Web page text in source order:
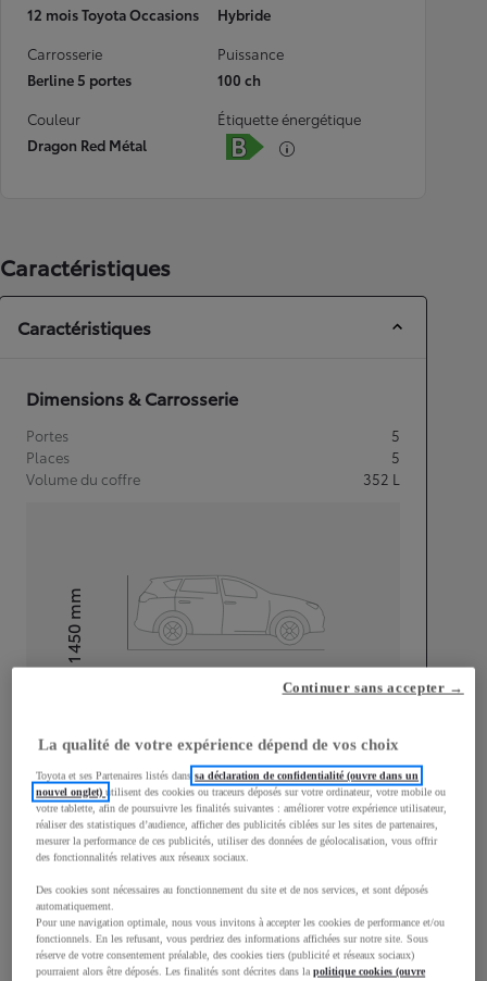
12 mois Toyota Occasions
Hybride
Carrosserie
Berline 5 portes
Puissance
100 ch
Couleur
Dragon Red Métal
Étiquette énergétique
Caractéristiques
Caractéristiques
Dimensions & Carrosserie
Portes
5
Places
5
Volume du coffre
352 L
Hauteur1 450
mm
Largeur
1 775mm
Consommation mixte
La qualité de votre expérience dépend de vos choix
Toyota et ses Partenaires listés danssa déclaration de confidentialité (ouvre dans un
nouvel onglet)utilisent des cookies ou traceurs déposés sur votre ordinateur, votre mobile ou
votre tablette, afin de poursuivre les finalités suivantes : améliorer votre expérience utilisateur,
réaliser des statistiques d’audience, afficher des publicités ciblées sur les sites de partenaires,
mesurer la performance de ces publicités, utiliser des données de géolocalisation, vous offrir
des fonctionnalités relatives aux réseaux sociaux.
Des cookies sont nécessaires au fonctionnement du site et de nos services, et sont déposés
automatiquement.
Pour une navigation optimale, nous vous invitons à accepter les cookies de performance et/ou
fonctionnels. En les refusant, vous perdriez des informations affichées sur notre site. Sous
réserve de votre consentement préalable, des cookies tiers (publicité et réseaux sociaux)
pourraient alors être déposés. Les finalités sont décrites dans lapolitique cookies (ouvre
Continuer sans accepter →